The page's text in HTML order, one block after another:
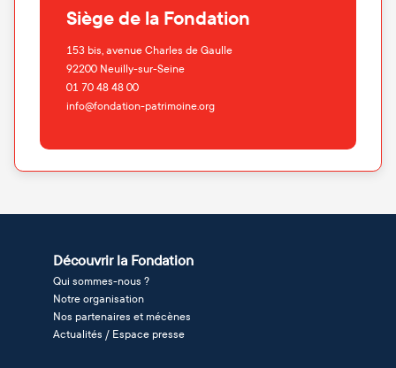
Siège de la Fondation
153 bis, avenue Charles de Gaulle
92200 Neuilly-sur-Seine
01 70 48 48 00
info@fondation-patrimoine.org
Découvrir la Fondation
Qui sommes-nous ?
Notre organisation
Nos partenaires et mécènes
Actualités / Espace presse